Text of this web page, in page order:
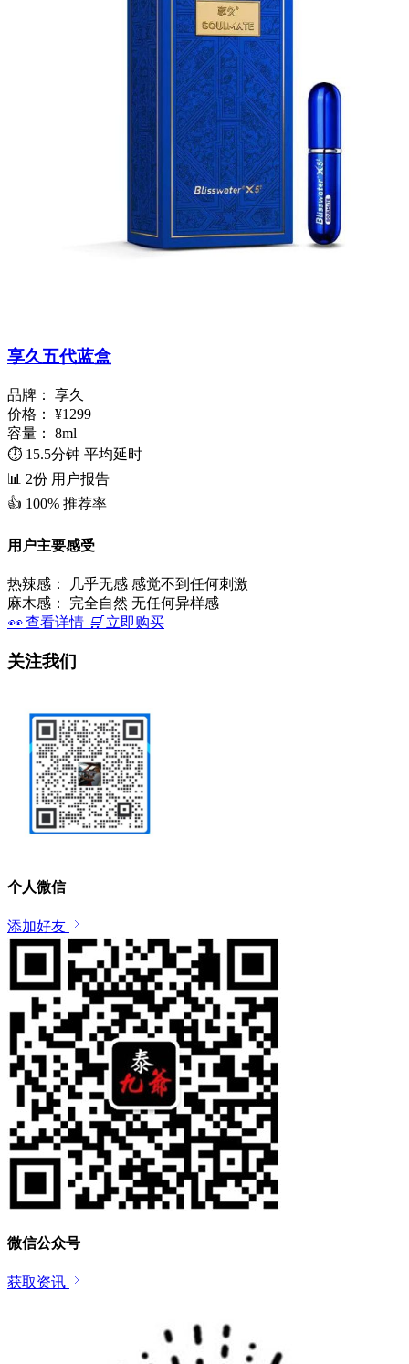
享久五代蓝盒
品牌：
享久
价格：
¥1299
容量：
8ml
⏱️ 15.5分钟 平均延时
📊 2份 用户报告
👍 100% 推荐率
用户主要感受
热辣感：
几乎无感 感觉不到任何刺激
麻木感：
完全自然 无任何异样感
👀查看详情 🛒 立即购买
关注我们
个人微信
添加好友
微信公众号
获取资讯